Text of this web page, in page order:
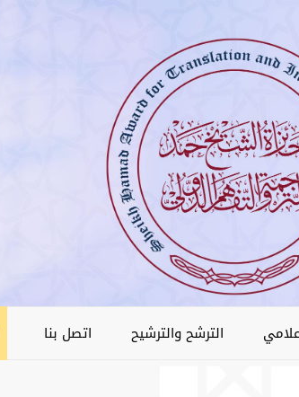
الترشح والترشيح اتصل بنا